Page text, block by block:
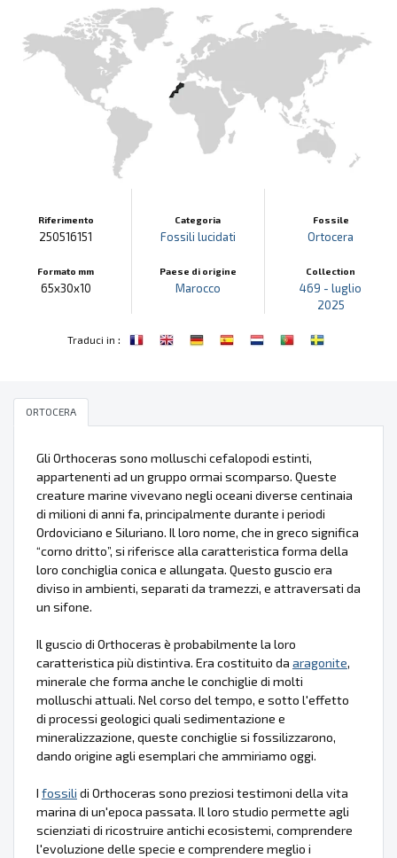
Riferimento
250516151
Formato mm
65x30x10
Categoria
Fossili lucidati
Paese di origine
Marocco
Fossile
Ortocera
Collection
469 - luglio
2025
Traduci in :
ORTOCERA
Gli Orthoceras sono molluschi cefalopodi estinti,
appartenenti ad un gruppo ormai scomparso. Queste
creature marine vivevano negli oceani diverse centinaia
di milioni di anni fa, principalmente durante i periodi
Ordoviciano e Siluriano. Il loro nome, che in greco significa
“corno dritto”, si riferisce alla caratteristica forma della
loro conchiglia conica e allungata. Questo guscio era
diviso in ambienti, separati da tramezzi, e attraversati da
un sifone.
Il guscio di Orthoceras è probabilmente la loro
caratteristica più distintiva. Era costituito da aragonite,
minerale che forma anche le conchiglie di molti
molluschi attuali. Nel corso del tempo, e sotto l'effetto
di processi geologici quali sedimentazione e
mineralizzazione, queste conchiglie si fossilizzarono,
dando origine agli esemplari che ammiriamo oggi.
I fossili di Orthoceras sono preziosi testimoni della vita
marina di un'epoca passata. Il loro studio permette agli
scienziati di ricostruire antichi ecosistemi, comprendere
l'evoluzione delle specie e comprendere meglio i